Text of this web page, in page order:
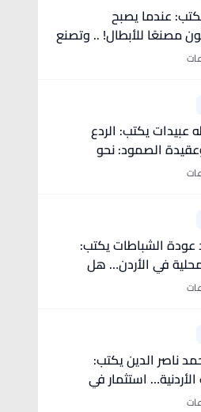
عندما يصبح
الميكروفون مصنعًا للأبطال! .. وتصنع
من ورق
عبيدات يكتب: الردع
الصمود: نحو
أردنية متكاملة لمواجهة
الشباطات يكتب:
في الأردن… هل
الحقيقية؟
ناصر الدين يكتب:
استثمار في
المستقبل